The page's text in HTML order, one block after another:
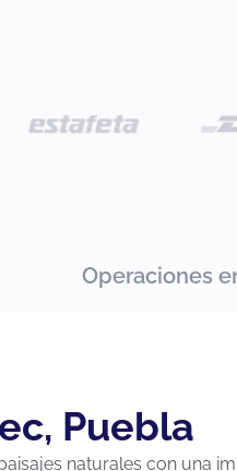
Operaciones
Puebla
naturales con una